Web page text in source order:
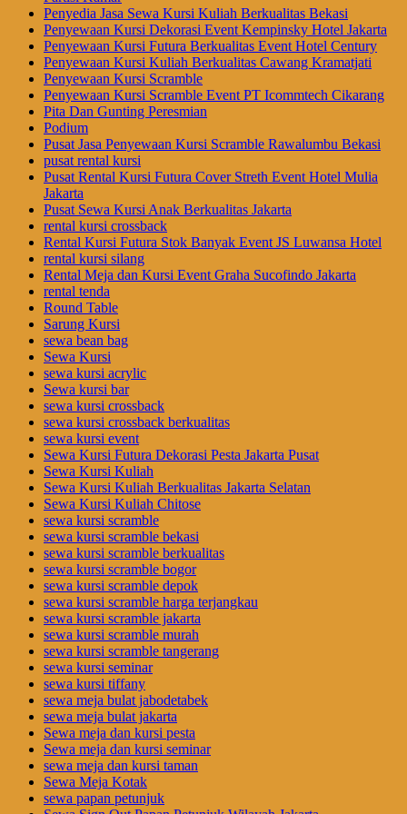
Penyedia Jasa Sewa Kursi Kuliah Berkualitas Bekasi
Penyewaan Kursi Dekorasi Event Kempinsky Hotel Jakarta
Penyewaan Kursi Futura Berkualitas Event Hotel Century
Penyewaan Kursi Kuliah Berkualitas Cawang Kramatjati
Penyewaan Kursi Scramble
Penyewaan Kursi Scramble Event PT Icommtech Cikarang
Pita Dan Gunting Peresmian
Podium
Pusat Jasa Penyewaan Kursi Scramble Rawalumbu Bekasi
pusat rental kursi
Pusat Rental Kursi Futura Cover Streth Event Hotel Mulia
Jakarta
Pusat Sewa Kursi Anak Berkualitas Jakarta
rental kursi crossback
Rental Kursi Futura Stok Banyak Event JS Luwansa Hotel
rental kursi silang
Rental Meja dan Kursi Event Graha Sucofindo Jakarta
rental tenda
Round Table
Sarung Kursi
sewa bean bag
Sewa Kursi
sewa kursi acrylic
Sewa kursi bar
sewa kursi crossback
sewa kursi crossback berkualitas
sewa kursi event
Sewa Kursi Futura Dekorasi Pesta Jakarta Pusat
Sewa Kursi Kuliah
Sewa Kursi Kuliah Berkualitas Jakarta Selatan
Sewa Kursi Kuliah Chitose
sewa kursi scramble
sewa kursi scramble bekasi
sewa kursi scramble berkualitas
sewa kursi scramble bogor
sewa kursi scramble depok
sewa kursi scramble harga terjangkau
sewa kursi scramble jakarta
sewa kursi scramble murah
sewa kursi scramble tangerang
sewa kursi seminar
sewa kursi tiffany
sewa meja bulat jabodetabek
sewa meja bulat jakarta
Sewa meja dan kursi pesta
Sewa meja dan kursi seminar
sewa meja dan kursi taman
Sewa Meja Kotak
sewa papan petunjuk